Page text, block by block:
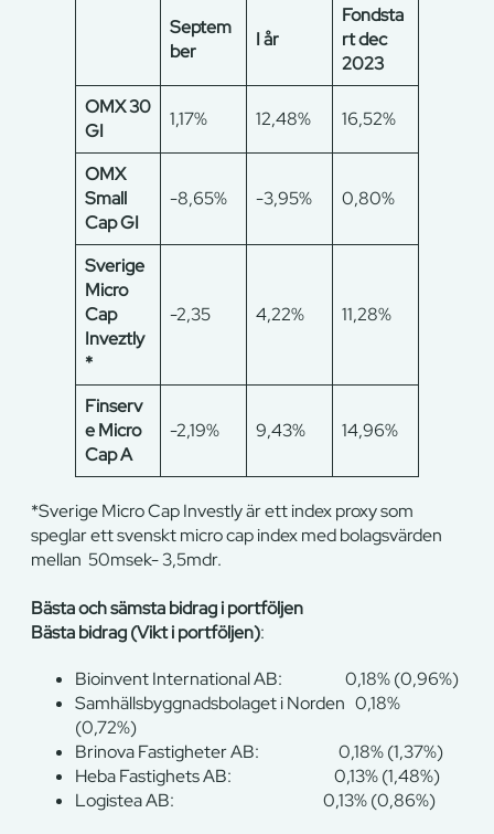
Septem
ber
I år
Fondsta
rt dec
2023
OMX 30
GI
1,17% 12,48% 16,52%
OMX
Small
Cap GI
-8,65% -3,95% 0,80%
Sverige
Micro
Cap
Inveztly
*
-2,35 4,22% 11,28%
Finserv
e Micro
Cap A
-2,19% 9,43% 14,96%
*Sverige Micro Cap Investly är ett index proxy som
speglar ett svenskt micro cap index med bolagsvärden
mellan 50msek- 3,5mdr.
Bästa och sämsta bidrag i portföljen
Bästa bidrag (Vikt i portföljen):
Bioinvent International AB: 0,18% (0,96%)
Samhällsbyggnadsbolaget i Norden 0,18%
(0,72%)
Brinova Fastigheter AB: 0,18% (1,37%)
Heba Fastighets AB: 0,13% (1,48%)
Logistea AB: 0,13% (0,86%)